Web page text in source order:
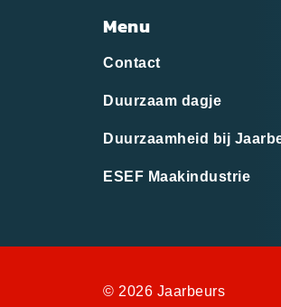
Menu
Contact
Duurzaam dagje
Duurzaamheid bij
ESEF Maakindustrie
© 2026 Jaarbeurs